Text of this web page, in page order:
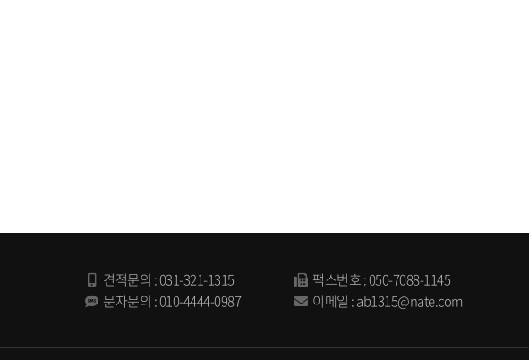
견적문의 :031-321-1315
문자문의 :010-4444-0987
팩스번호 : 050-7088-1145
이메일 :ab1315@nate.com